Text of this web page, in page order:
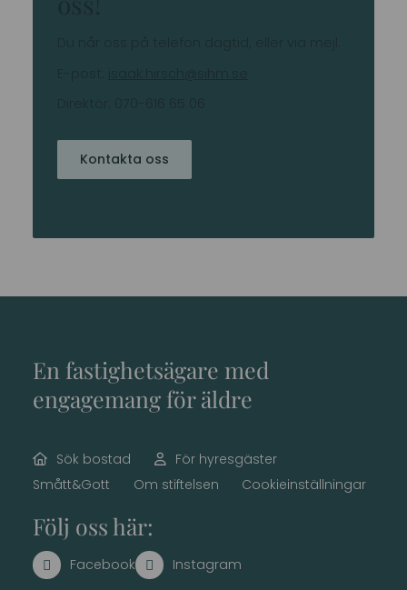
Kontakta oss
En fastighetsägare med
engagemang för äldre
Sök bostad
För hyresgäster
Smått&Gott
Om stiftelsen Cookieinställningar
Följ oss här: